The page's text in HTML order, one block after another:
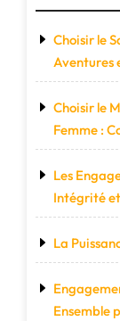
Choisir le
Aventures
Choisir le
Femme :
Les
Intégrité
La
Ensemble